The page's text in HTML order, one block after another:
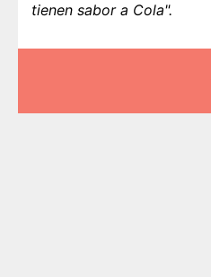
tienen sabor a Cola".